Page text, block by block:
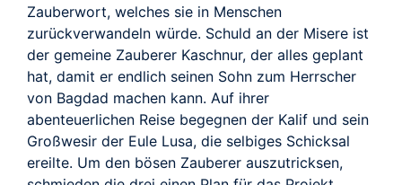
Zauberwort, welches sie in Menschen
zurückverwandeln würde. Schuld an der Misere ist
der gemeine Zauberer Kaschnur, der alles geplant
hat, damit er endlich seinen Sohn zum Herrscher
von Bagdad machen kann. Auf ihrer
abenteuerlichen Reise begegnen der Kalif und sein
Großwesir der Eule Lusa, die selbiges Schicksal
ereilte. Um den bösen Zauberer auszutricksen,